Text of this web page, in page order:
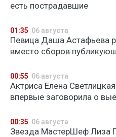
есть пострадавшие
01:35 06 августа
Певица Даша Астафьева
вместо сборов
00:55 06 августа
Актриса Елена
впервые заговорила о
00:35 06 августа
Звезда МастерШеф Лиза